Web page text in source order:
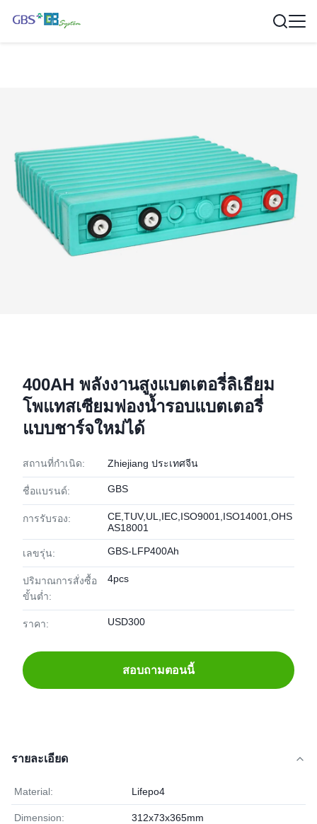
400AH พลังงานสูงแบตเตอรี่ลิเธียม
โพแทสเซียมฟองน้ำรอบแบตเตอรี่
แบบชาร์จใหม่ได้
สถานที่กำเนิด: Zhiejiang ประเทศจีน
ชื่อแบรนด์: GBS
การรับรอง:
CE,TUV,UL,IEC,ISO9001,ISO14001,OHS
AS18001
เลขรุ่น: GBS-LFP400Ah
ปริมาณการสั่งซื้อ
ขั้นต่ำ:
4pcs
ราคา: USD300
สอบถามตอนนี้
รายละเอียด
Material: Lifepo4
Dimension: 312x73x365mm